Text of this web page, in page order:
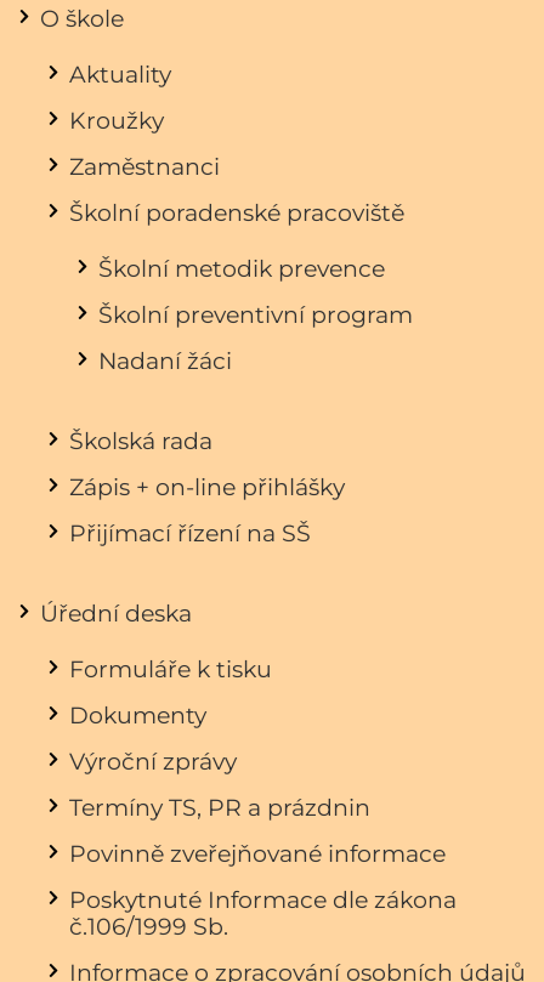
O škole
Aktuality
Kroužky
Zaměstnanci
Školní poradenské pracoviště
Školní metodik prevence
Školní preventivní program
Nadaní žáci
Školská rada
Zápis + on-line přihlášky
Přijímací řízení na SŠ
Úřední deska
Formuláře k tisku
Dokumenty
Výroční zprávy
Termíny TS, PR a prázdnin
Povinně zveřejňované informace
Poskytnuté Informace dle zákona
č.106/1999 Sb.
Informace o zpracování osobních údajů